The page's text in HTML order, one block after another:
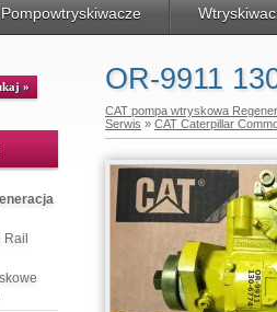
Pompowtryskiwacze
OR-9911
CAT pompa wtryskowa
Serwis » CAT Caterpillar